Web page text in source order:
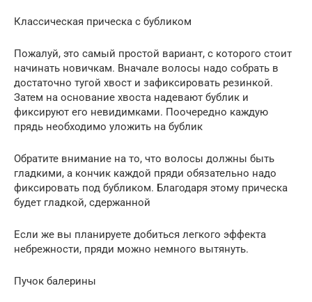
Классическая прическа с бубликом
Пожалуй, это самый простой вариант, с которого стоит
начинать новичкам. Вначале волосы надо собрать в
достаточно тугой хвост и зафиксировать резинкой.
Затем на основание хвоста надевают бублик и
фиксируют его невидимками. Поочередно каждую
прядь необходимо уложить на бублик
Обратите внимание на то, что волосы должны быть
гладкими, а кончик каждой пряди обязательно надо
фиксировать под бубликом. Благодаря этому прическа
будет гладкой, сдержанной
Если же вы планируете добиться легкого эффекта
небрежности, пряди можно немного вытянуть.
Пучок балерины